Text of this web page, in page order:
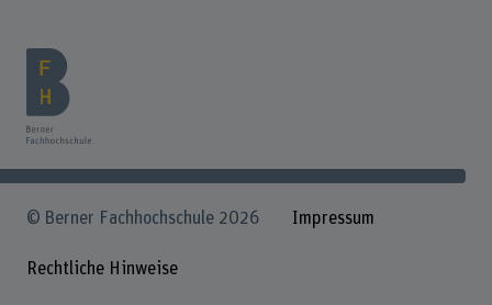
© Berner Fachhochschule 2026 Impressum
Rechtliche Hinweise